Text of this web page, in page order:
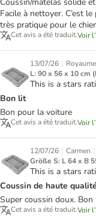
Coussin/matelas solide
Facile à nettoyer. C’est
très pratique pour le
Cet avis a été traduit.Voir
13/07/26 |
L: 90 x 56 x 10 cm
This is a stars
Bon lit
Bon pour la voiture
Cet avis a été traduit.Voir
12/07/26 | Carmen |
Größe S: L 64 x B
This is a stars
Coussin de haute qualité
Super coussin doux.
Cet avis a été traduit.Voir